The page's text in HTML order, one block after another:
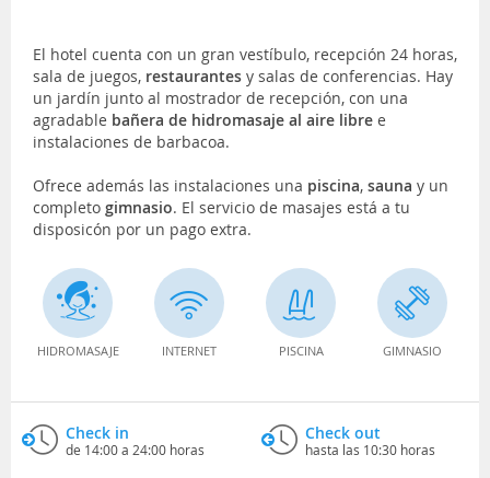
El hotel cuenta con un gran vestíbulo, recepción 24 horas,
sala de juegos, restaurantes y salas de conferencias. Hay
un jardín junto al mostrador de recepción, con una
agradable bañera de hidromasaje al aire libre e
instalaciones de barbacoa.
Ofrece además las instalaciones una piscina, sauna y un
completo gimnasio. El servicio de masajes está a tu
disposicón por un pago extra.
HIDROMASAJE INTERNET PISCINA GIMNASIO
Check in
de 14:00 a 24:00 horas
Check out
hasta las 10:30 horas